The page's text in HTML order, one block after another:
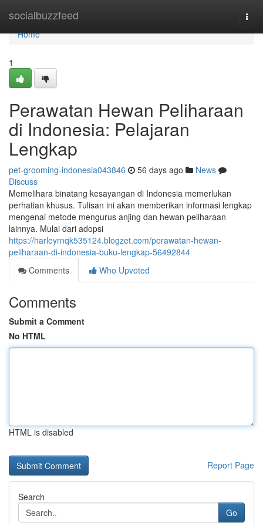
socialbuzzfeed
Home
Home
1
Perawatan Hewan Peliharaan
di Indonesia: Pelajaran
Lengkap
pet-grooming-indonesia043846 56 days ago
News
Discuss
Memelihara binatang kesayangan di Indonesia memerlukan
perhatian khusus. Tulisan ini akan memberikan informasi lengkap
mengenai metode mengurus anjing dan hewan peliharaan
lainnya. Mulai dari adopsi
https://harleyrnqk535124.blogzet.com/perawatan-hewan-
peliharaan-di-indonesia-buku-lengkap-56492844
Comments
Who Upvoted
Comments
Submit a Comment
No HTML
HTML is disabled
Report Page
Search
Go